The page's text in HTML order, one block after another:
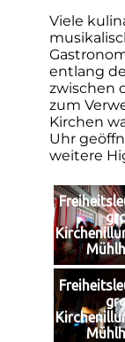
Viele
entlang
zwischen
zum
Kirchen
Uhr
weitere